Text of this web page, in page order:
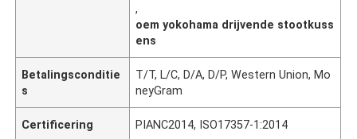
,
oem yokohama drijvende stootkuss
ens
Betalingsconditie
s
T/T, L/C, D/A, D/P, Western Union, Mo
neyGram
Certificering PIANC2014, ISO17357-1:2014